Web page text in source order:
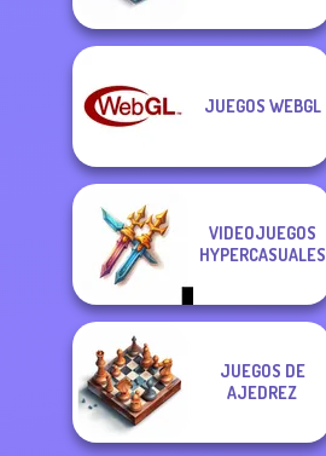
JUEGOS WEBGL
VIDEOJUEGOS
HYPERCASUALES
JUEGOS DE
AJEDREZ